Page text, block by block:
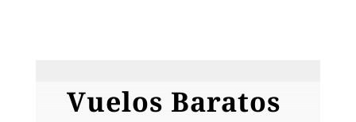
Vuelos Baratos